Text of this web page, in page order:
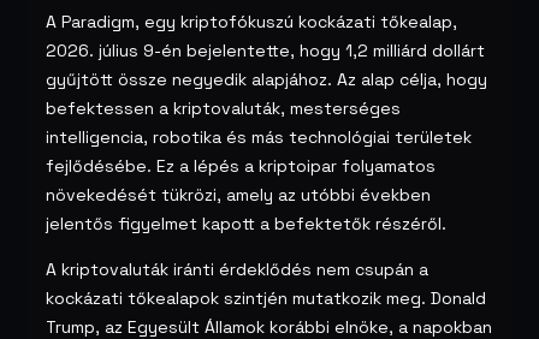
A Paradigm, egy kriptofókuszú kockázati tőkealap,
2026. július 9-én bejelentette, hogy 1,2 milliárd dollárt
gyűjtött össze negyedik alapjához. Az alap célja, hogy
befektessen a kriptovaluták, mesterséges
intelligencia, robotika és más technológiai területek
fejlődésébe. Ez a lépés a kriptoipar folyamatos
növekedését tükrözi, amely az utóbbi években
jelentős figyelmet kapott a befektetők részéről.
A kriptovaluták iránti érdeklődés nem csupán a
kockázati tőkealapok szintjén mutatkozik meg. Donald
Trump, az Egyesült Államok korábbi elnöke, a napokban